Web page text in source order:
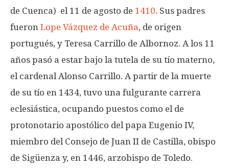
de Cuenca) el 11 de agosto de 1410. Sus padres
fueron Lope Vázquez de Acuña, de origen
portugués, y Teresa Carrillo de Albornoz. A los 11
años pasó a estar bajo la tutela de su tío materno,
el cardenal Alonso Carrillo. A partir de la muerte
de su tío en 1434, tuvo una fulgurante carrera
eclesiástica, ocupando puestos como el de
protonotario apostólico del papa Eugenio IV,
miembro del Consejo de Juan II de Castilla, obispo
de Sigüenza y, en 1446, arzobispo de Toledo.